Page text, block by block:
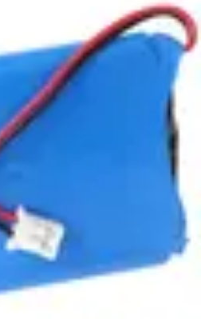
Carrière
compliquées.